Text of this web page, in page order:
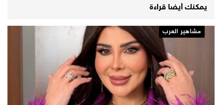
يمكنك أيضا قراءة
مشاهير العرب